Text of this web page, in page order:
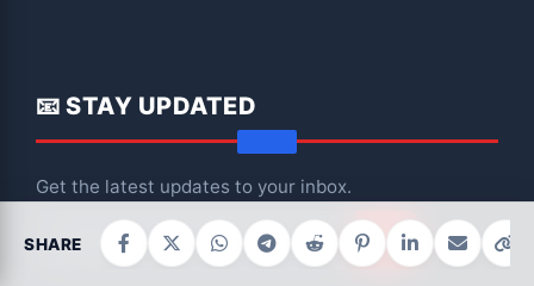
SHARE
📧 STAY UPDATED
Get the latest updates to your inbox.
Subscribe